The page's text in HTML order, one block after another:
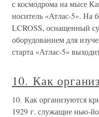
с космодрома на мысе
носитель «Атлас-5». На
LCROSS, оснащенный
оборудованием для
старта «Атлас-5»
10. Как
10. Как организуются
1929 г. служащие нью-